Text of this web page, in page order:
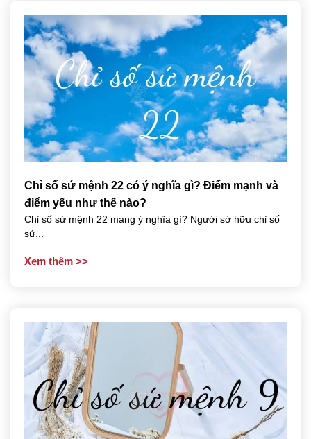
Chỉ số sứ mệnh 22 có ý nghĩa gì? Điểm mạnh và
điểm yếu như thế nào?
Chỉ số sứ mệnh 22 mang ý nghĩa gì? Người sở hữu chỉ số
sứ...
Xem thêm